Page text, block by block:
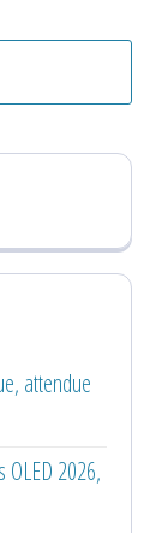
attendue
OLED 2026,